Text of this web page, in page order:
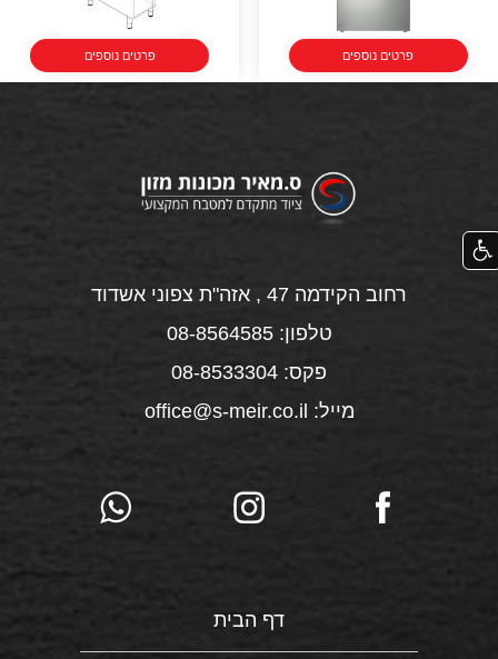
פרטים נוספים פרטים נוספים
רחוב הקידמה 47 , אזה"ת צפוני אשדוד
טלפון: 08-8564585
פקס: 08-8533304
מייל: office@s-meir.co.il
דף הבית